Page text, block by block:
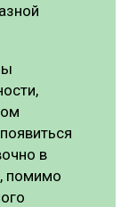
в
помимо